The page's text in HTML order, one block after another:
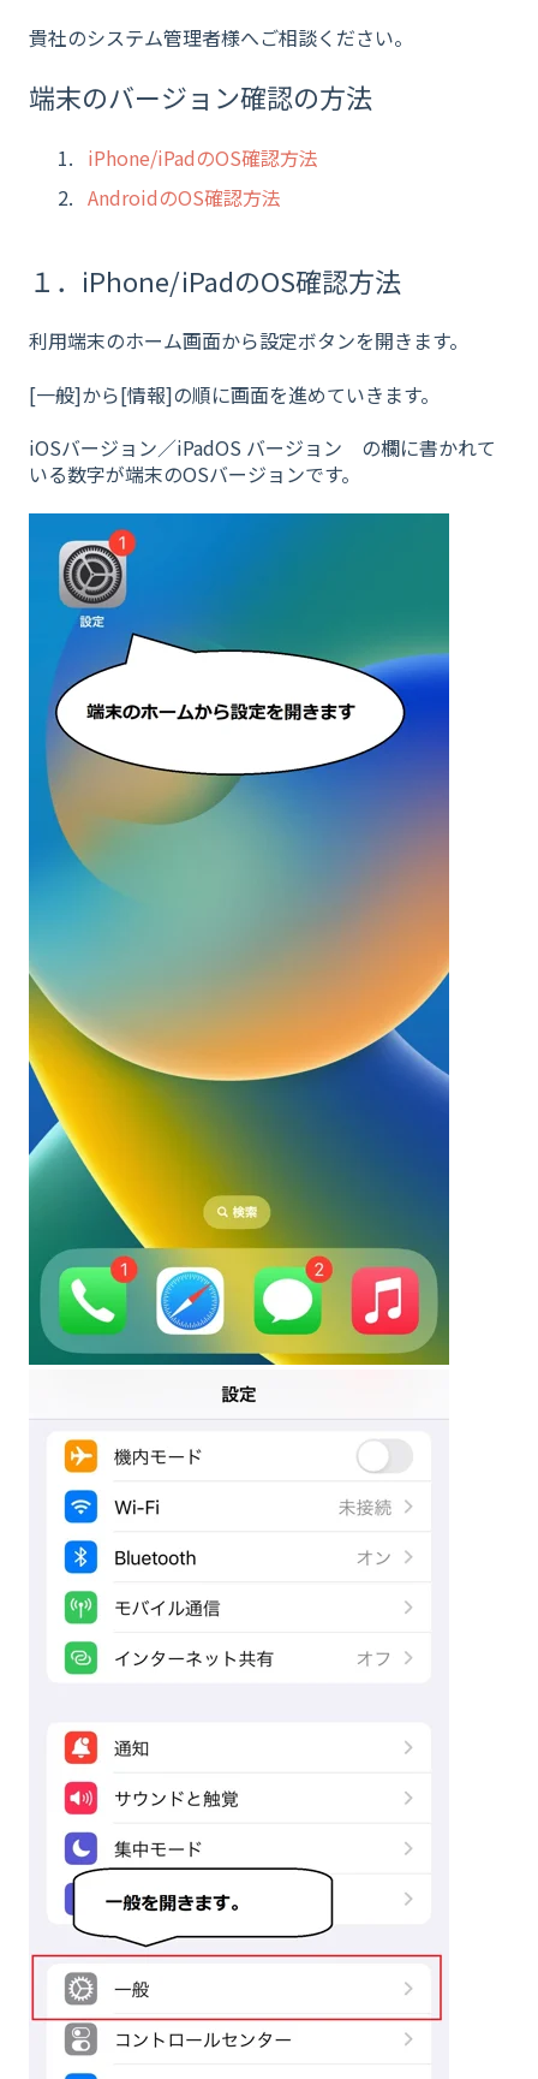
貴社のシステム管理者様へご相談ください。
端末のバージョン確認の方法
iPhone/iPadのOS確認方法
AndroidのOS確認方法
１．iPhone/iPadのOS確認方法
利用端末のホーム画面から設定ボタンを開きます。
[一般]から[情報]の順に画面を進めていきます。
iOSバージョン／iPadOS バージョン の欄に書かれて
いる数字が端末のOSバージョンです。